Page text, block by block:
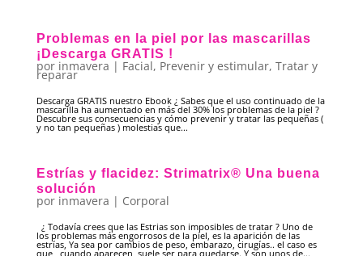
Problemas en la piel por las mascarillas
¡Descarga GRATIS !
por inmavera | Facial, Prevenir y estimular, Tratar y
reparar
Descarga GRATIS nuestro Ebook ¿ Sabes que el uso continuado de la
mascarilla ha aumentado en más del 30% los problemas de la piel ?
Descubre sus consecuencias y cómo prevenir y tratar las pequeñas (
y no tan pequeñas ) molestias que...
Estrías y flacidez: Strimatrix®️ Una buena
solución
por inmavera | Corporal
¿ Todavía crees que las Estrias son imposibles de tratar ? Uno de
los problemas más engorrosos de la piel, es la aparición de las
estrías, Ya sea por cambios de peso, embarazo, cirugías.. el caso es
que , cuando aparecen, suele ser para quedarse. Y son unos de...